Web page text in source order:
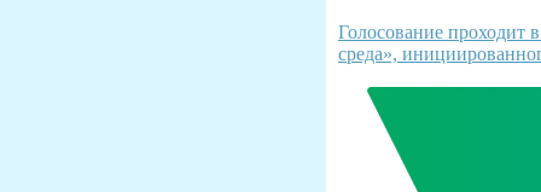
Голосование проходит
среда»,